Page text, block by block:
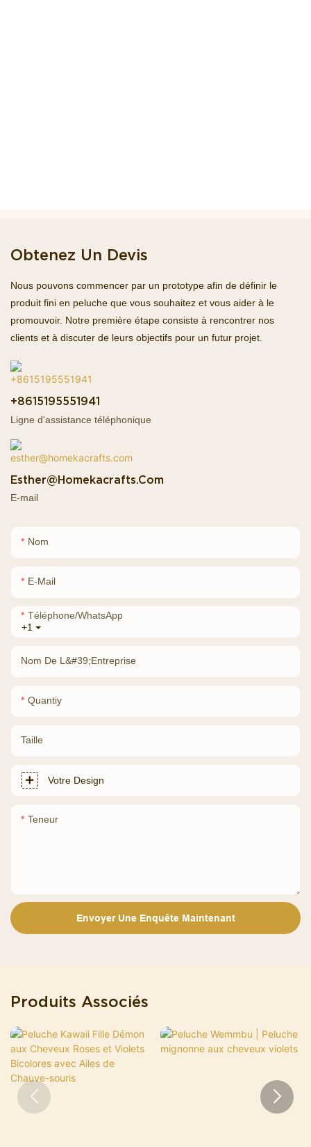
Obtenez Un Devis
Nous pouvons commencer par un prototype afin de définir le
produit fini en peluche que vous souhaitez et vous aider à le
promouvoir. Notre première étape consiste à rencontrer nos
clients et à discuter de leurs objectifs pour un futur projet.
+8615195551941
Ligne d'assistance téléphonique
Esther@homekacrafts.com
E-mail
Nom
E-Mail
+1
Téléphone/WhatsApp
Nom De L&#39;entreprise
Quantiy
Taille
Votre Design
Teneur
Envoyer Une Enquête Maintenant
Produits Associés